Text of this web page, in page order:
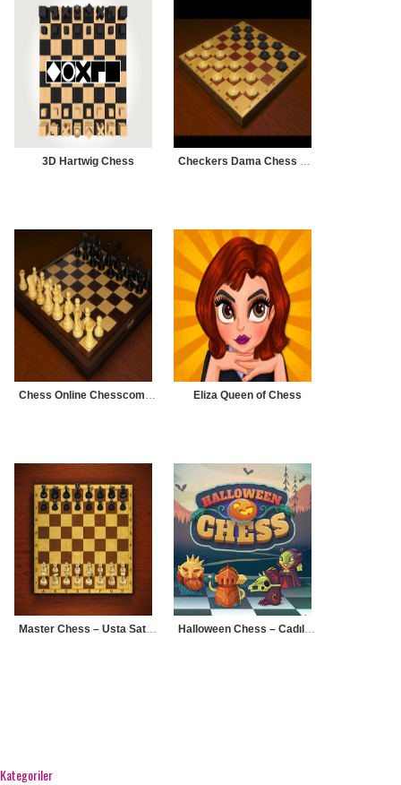
3D Hartwig Chess Checkers Dama Chess Board
Chess Online Chesscom Play Board Eliza Queen of Chess
Master Chess – Usta Satranç Halloween Chess – Cadılar Bayramı Satranç
Kategoriler